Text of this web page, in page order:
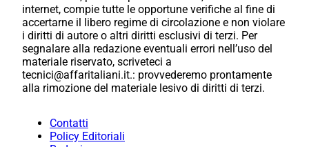
internet, compie tutte le opportune verifiche al fine di
accertarne il libero regime di circolazione e non violare
i diritti di autore o altri diritti esclusivi di terzi. Per
segnalare alla redazione eventuali errori nell’uso del
materiale riservato, scriveteci a
tecnici@affaritaliani.it.: provvederemo prontamente
alla rimozione del materiale lesivo di diritti di terzi.
Contatti
Policy Editoriali